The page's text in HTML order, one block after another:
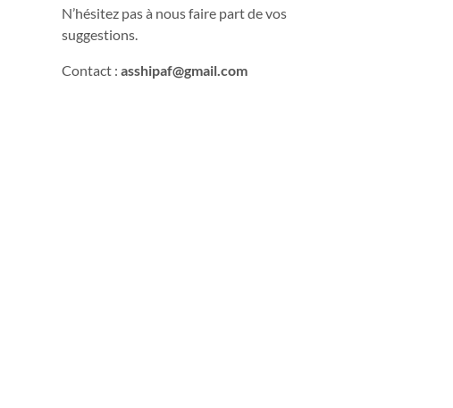
N’hésitez pas à nous faire part de vos
suggestions.
Contact : asshipaf@gmail.com